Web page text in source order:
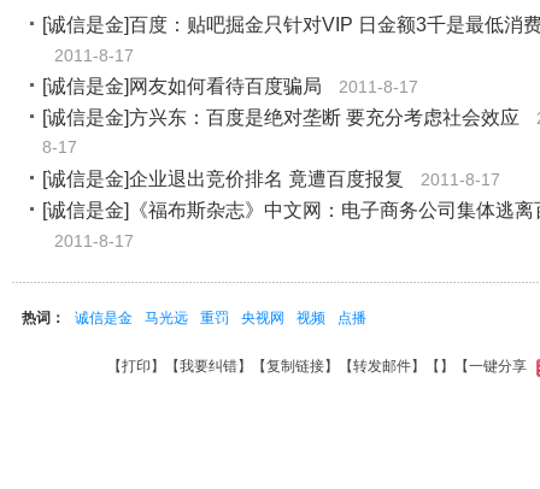
[诚信是金]百度：贴吧掘金只针对VIP 日金额3千是最低消
2011-8-17
[诚信是金]网友如何看待百度骗局 2011-8-17
[诚信是金]方兴东：百度是绝对垄断 要充分考虑社会效应
8-17
[诚信是金]企业退出竞价排名 竟遭百度报复
2011-8-17
[诚信是金]《福布斯杂志》中文网：电子商务公司集体逃离
2011-8-17
热词： 诚信是金 马光远 重罚 央视网 视频 点播
【打印 】【我要纠错】【复制链接】【转发邮件】【 】 【一键分享